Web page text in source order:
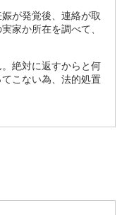
が発覚後、連絡が取
家か所在を調べて、
絶対に返すからと何
こない為、法的処置